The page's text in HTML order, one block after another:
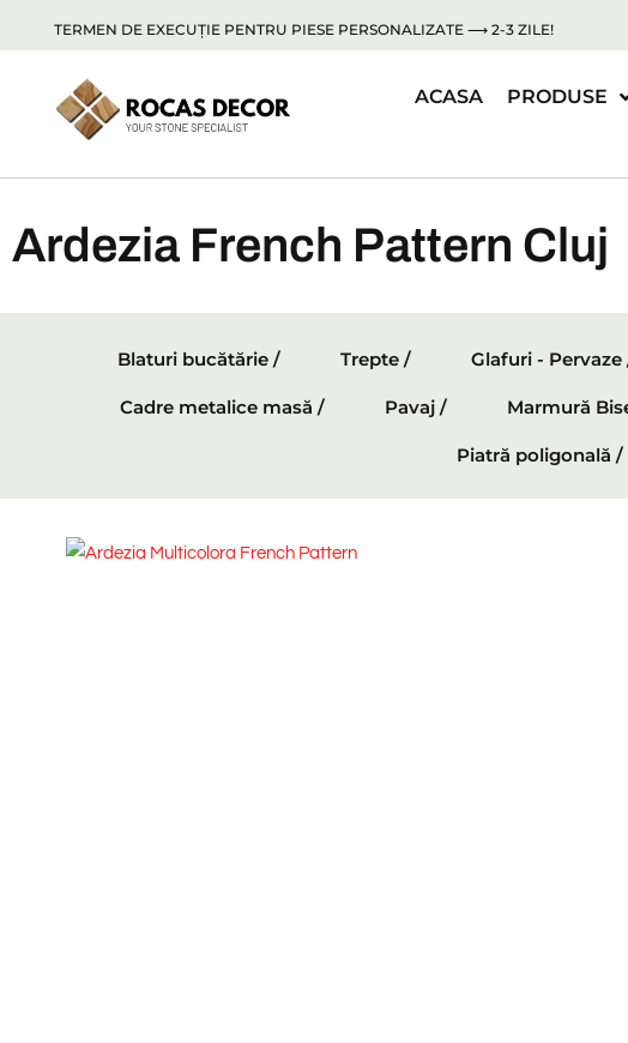
TERMEN DE EXECUȚIE PENTRU PIESE PERSONALIZATE ⟶ 2-3 ZILE!
ACASA PRODUSE
Ardezia French Pattern Cluj
Blaturi bucătărie / Trepte / Glafuri - Pervaze
Cadre metalice masă / Pavaj / Marmură
Piatră poligonală /